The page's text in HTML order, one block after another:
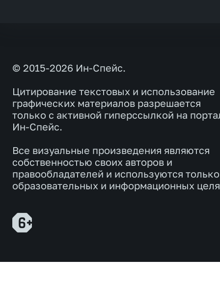
© 2015-2026 Ин-Спейс.
Цитирование текстовых и использование
графических материалов разрешается
только с активной гиперссылкой на
Ин-Спейс.
Все визуальные произведения являются
собственностью своих авторов и
правообладателей и используются
образовательных и информационных